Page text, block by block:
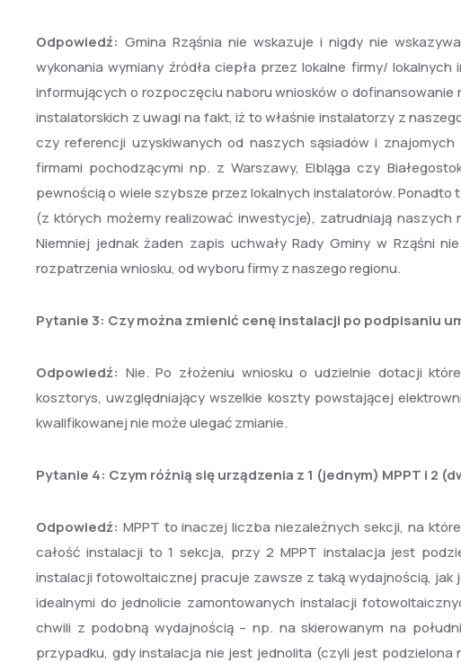
Odpowiedź: Gmina Rząśnia nie wskazuje i nigdy nie
wykonania wymiany źródła ciepła przez lokalne firmy/
informujących o rozpoczęciu naboru wniosków o
instalatorskich z uwagi na fakt, iż to właśnie instalatorzy z
czy referencji uzyskiwanych od naszych sąsiadów i
firmami pochodzącymi np. z Warszawy, Elbląga czy
pewnością o wiele szybsze przez lokalnych instalatorów. Ponadto
(z których możemy realizować inwestycje), zatrudniają
Niemniej jednak żaden zapis uchwały Rady Gminy w Rząśni
rozpatrzenia wniosku, od wyboru firmy z naszego regionu.
Pytanie 3: Czy można zmienić cenę instalacji po podpisaniu
Odpowiedź: Nie. Po złożeniu wniosku o udzielnie dotacji
kosztorys, uwzględniający wszelkie koszty powstającej
kwalifikowanej nie może ulegać zmianie.
Pytanie 4: Czym różnią się urządzenia z 1 (jednym) MPPT i 2
Odpowiedź: MPPT to inaczej liczba niezależnych sekcji, na
całość instalacji to 1 sekcja, przy 2 MPPT instalacja jest
instalacji fotowoltaicznej pracuje zawsze z taką wydajnością, jak
idealnymi do jednolicie zamontowanych instalacji
chwili z podobną wydajnością – np. na skierowanym na
przypadku, gdy instalacja nie jest jednolita (czyli jest